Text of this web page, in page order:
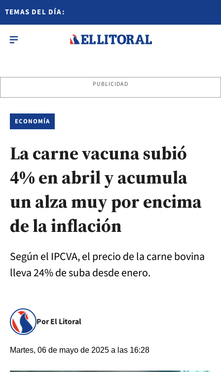
TEMAS DEL DÍA:
PUBLICIDAD
ECONOMÍA
La carne vacuna subió
4% en abril y acumula
un alza muy por encima
de la inflación
Según el IPCVA, el precio de la carne bovina
lleva 24% de suba desde enero.
Por El Litoral
Martes, 06 de mayo de 2025 a las 16:28